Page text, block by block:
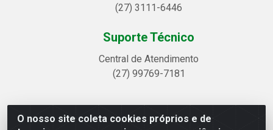
O nosso site coleta cookies próprios e de
(27) 3111-6446
Suporte Técnico
Central de Atendimento
(27) 99769-7181
Linhavix Distribuidora LTDA - Avenida Alegre, 2521 -